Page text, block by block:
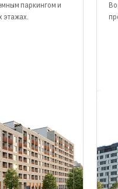
паркингом и
этажах.